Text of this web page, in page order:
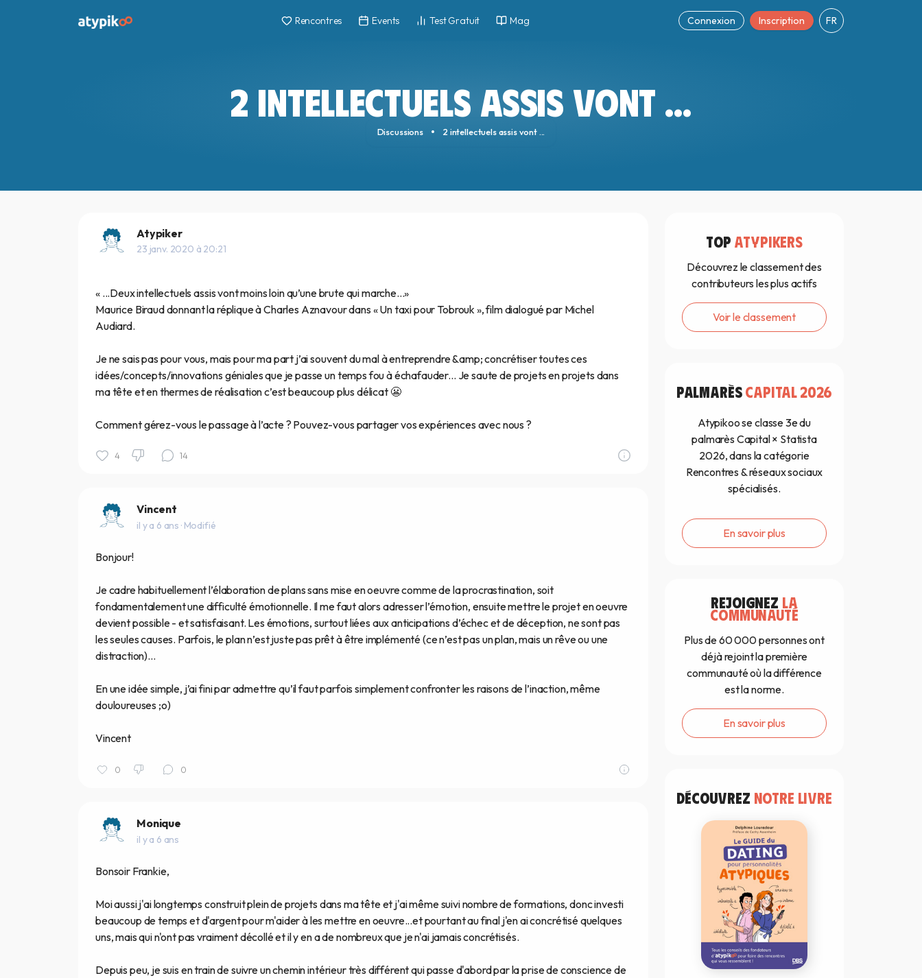
Connexion Inscription FR
Rencontres Events Test Gratuit Mag
2 INTELLECTUELS ASSIS VONT ...
Discussions 2 intellectuels assis vont ...
Atypiker
23 janv. 2020 à 20:21
« ...Deux intellectuels assis vont moins loin qu’une brute qui marche...»
Maurice Biraud donnant la réplique à Charles Aznavour dans « Un taxi pour Tobrouk », film dialogué par Michel
Audiard.
Je ne sais pas pour vous, mais pour ma part j’ai souvent du mal à entreprendre &amp; concrétiser toutes ces
idées/concepts/innovations géniales que je passe un temps fou à échafauder... Je saute de projets en projets dans
ma tête et en thermes de réalisation c’est beaucoup plus délicat 😬
Comment gérez-vous le passage à l’acte ? Pouvez-vous partager vos expériences avec nous ?
4 14
Vincent
il y a 6 ans · Modifié
Bonjour!
Je cadre habituellement l’élaboration de plans sans mise en oeuvre comme de la procrastination, soit
fondamentalement une difficulté émotionnelle. Il me faut alors adresser l’émotion, ensuite mettre le projet en oeuvre
devient possible - et satisfaisant. Les émotions, surtout liées aux anticipations d’échec et de déception, ne sont pas
les seules causes. Parfois, le plan n’est juste pas prêt à être implémenté (ce n’est pas un plan, mais un rêve ou une
distraction)...
En une idée simple, j’ai fini par admettre qu’il faut parfois simplement confronter les raisons de l’inaction, même
douloureuses ;o)
Vincent
0 0
Monique
il y a 6 ans
Bonsoir Frankie,
Moi aussi j'ai longtemps construit plein de projets dans ma tête et j'ai même suivi nombre de formations, donc investi
beaucoup de temps et d'argent pour m'aider à les mettre en oeuvre...et pourtant au final j'en ai concrétisé quelques
uns, mais qui n'ont pas vraiment décollé et il y en a de nombreux que je n'ai jamais concrétisés.
Depuis peu, je suis en train de suivre un chemin intérieur très différent qui passe d'abord par la prise de conscience de
TOP ATYPIKERS
Découvrez le classement des
contributeurs les plus actifs
Voir le classement
PALMARÈSCAPITAL 2026
Atypikoo se classe 3e du
palmarès Capital × Statista
2026, dans la catégorie
Rencontres & réseaux sociaux
spécialisés.
En savoir plus
REJOIGNEZ LA
COMMUNAUTÉ
Plus de 60 000 personnes ont
déjà rejoint la première
communauté où la différence
est la norme.
En savoir plus
DÉCOUVREZ NOTRE LIVRE